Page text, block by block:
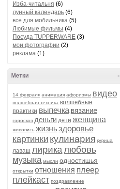
Изба-читальня (6)
лунный календарь (6)
все для мобильника (5)
Любимые фильмы (4)
Посуда TUPPERWARE (3)
мои фотографии (2)
реклама (1)
-
Метки
14 февраля анимация афоризмы видео
волшебная техника волшебные
практики выпечка вязание
гороскоп деньги дети женщина
живопись жизньздоровье
картинки кулинария курица
лаваш лирикалюбовь
музыка мысли одностишья
открытки отношения плеер
плейкаст поздравление